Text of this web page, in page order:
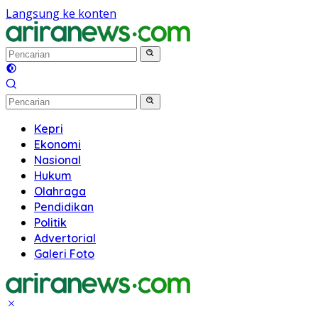
Langsung ke konten
Kepri
Ekonomi
Nasional
Hukum
Olahraga
Pendidikan
Politik
Advertorial
Galeri Foto